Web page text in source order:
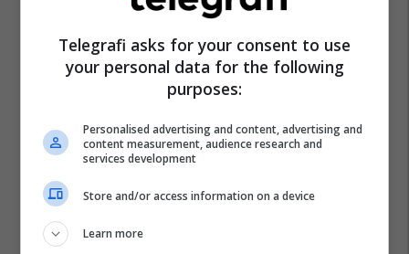
Telegrafi asks for your consent to use
your personal data for the following
purposes:
Personalised advertising and content, advertising and
content measurement, audience research and
services development
Store and/or access information on a device
Learn more